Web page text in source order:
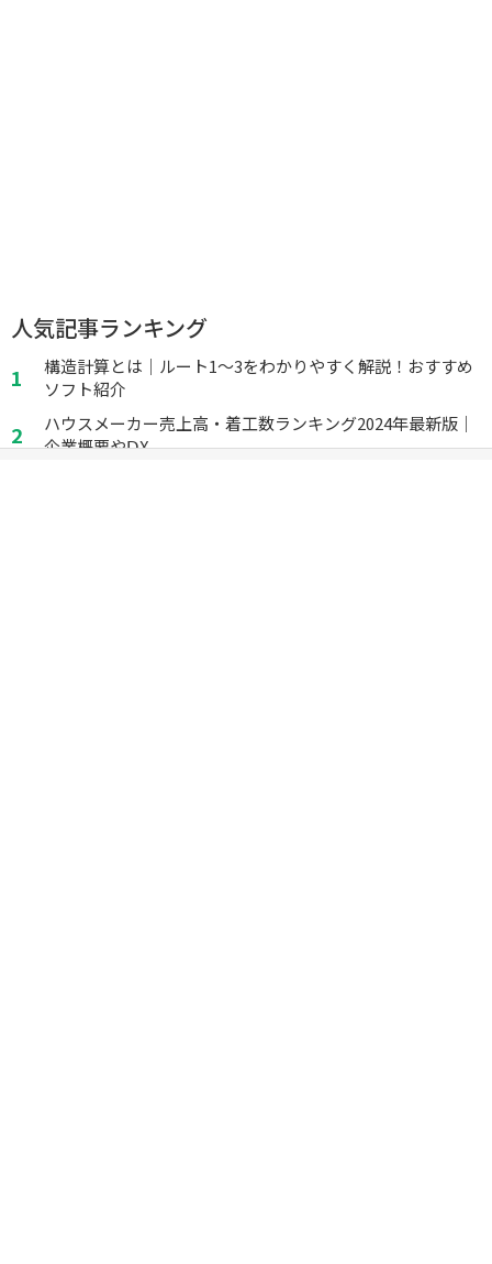
人気記事ランキング
構造計算とは｜ルート1～3をわかりやすく解説！おすすめ
ソフト紹介
ハウスメーカー売上高・着工数ランキング2024年最新版｜
企業概要やⅮX...